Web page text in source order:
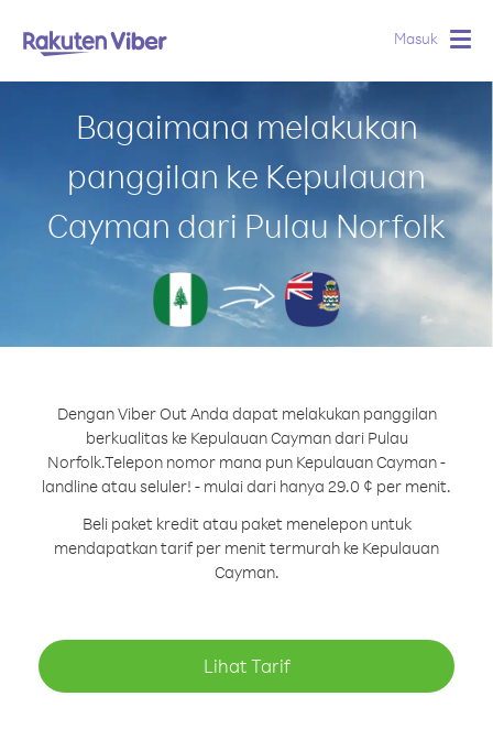
Masuk
Bagaimana melakukan
panggilan ke Kepulauan
Cayman dari Pulau Norfolk
Dengan Viber Out Anda dapat melakukan panggilan
berkualitas ke Kepulauan Cayman dari Pulau
Norfolk.Telepon nomor mana pun Kepulauan Cayman -
landline atau seluler! - mulai dari hanya 29.0 ¢ per menit.
Beli paket kredit atau paket menelepon untuk
mendapatkan tarif per menit termurah ke Kepulauan
Cayman.
Lihat Tarif